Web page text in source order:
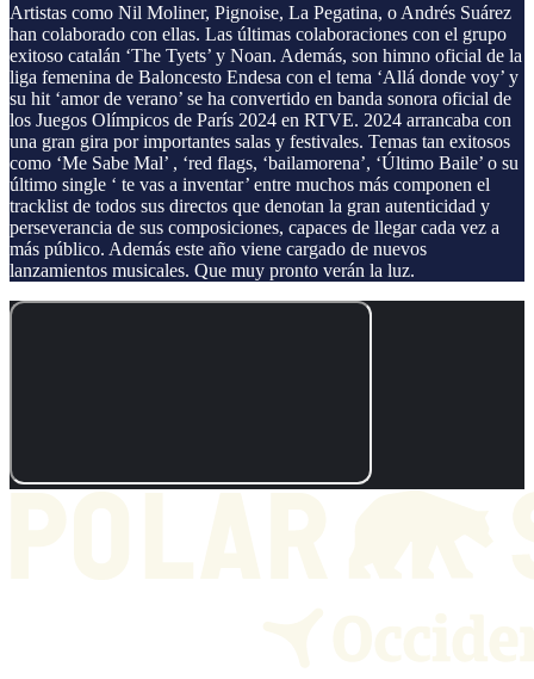
Artistas como Nil Moliner, Pignoise, La Pegatina, o Andrés Suárez
han colaborado con ellas. Las últimas colaboraciones con el grupo
exitoso catalán ‘The Tyets’ y Noan. Además, son himno oficial de la
liga femenina de Baloncesto Endesa con el tema ‘Allá donde voy’ y
su hit ‘amor de verano’ se ha convertido en banda sonora oficial de
los Juegos Olímpicos de París 2024 en RTVE. 2024 arrancaba con
una gran gira por importantes salas y festivales. Temas tan exitosos
como ‘Me Sabe Mal’ , ‘red flags, ‘bailamorena’, ‘Último Baile’ o su
último single ‘ te vas a inventar’ entre muchos más componen el
tracklist de todos sus directos que denotan la gran autenticidad y
perseverancia de sus composiciones, capaces de llegar cada vez a
más público. Además este año viene cargado de nuevos
lanzamientos musicales. Que muy pronto verán la luz.